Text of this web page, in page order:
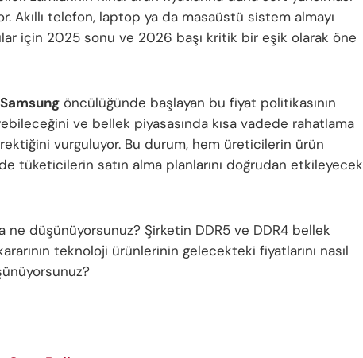
Akıllı telefon, laptop ya da masaüstü sistem almayı
için 2025 sonu ve 2026 başı kritik bir eşik olarak öne
Samsung öncülüğünde başlayan bu fiyat politikasının
ve bellek piyasasında kısa vadede rahatlama
vurguluyor. Bu durum, hem üreticilerin ürün
tüketicilerin satın alma planlarını doğrudan etkileyecek
ne düşünüyorsunuz? Şirketin DDR5 ve DDR4 bellek
teknoloji ürünlerinin gelecekteki fiyatlarını nasıl